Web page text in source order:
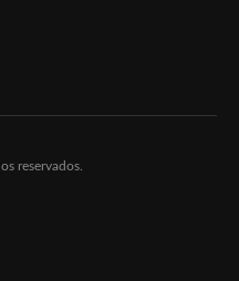
reservados.